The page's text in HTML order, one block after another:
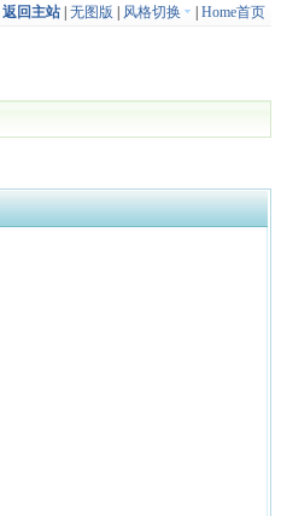
返回主站| 无图版 风格切换 Home首页